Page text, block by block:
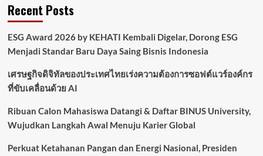
ยก
ระดับ
เหนือ
ชั้น
กับ
Vespa
Sprint,
150
และ
อื่น
Recent Posts
ESG Award 2026 by KEHATI Kembali Digelar, Dorong ESG
Menjadi Standar Baru Daya Saing Bisnis Indonesia
เศรษฐกิจดิจิทัลของประเทศไทยเร่งความต้องการซอฟต์แวร์องค์กร
ที่ขับเคลื่อนด้วย AI
Ribuan Calon Mahasiswa Datangi & Daftar BINUS University,
Wujudkan Langkah Awal Menuju Karier Global
Perkuat Ketahanan Pangan dan Energi Nasional, Presiden